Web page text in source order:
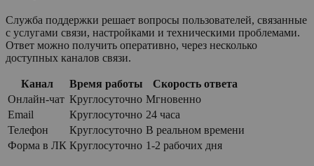
Служба поддержки решает вопросы пользователей, связанные
с услугами связи, настройками и техническими проблемами.
Ответ можно получить оперативно, через несколько
доступных каналов связи.
Канал Время работы
Скорость ответа
Онлайн-чат Круглосуточно Мгновенно
Email
Круглосуточно 24 часа
Телефон
Круглосуточно В реальном времени
Форма в ЛК Круглосуточно 1-2 рабочих дня